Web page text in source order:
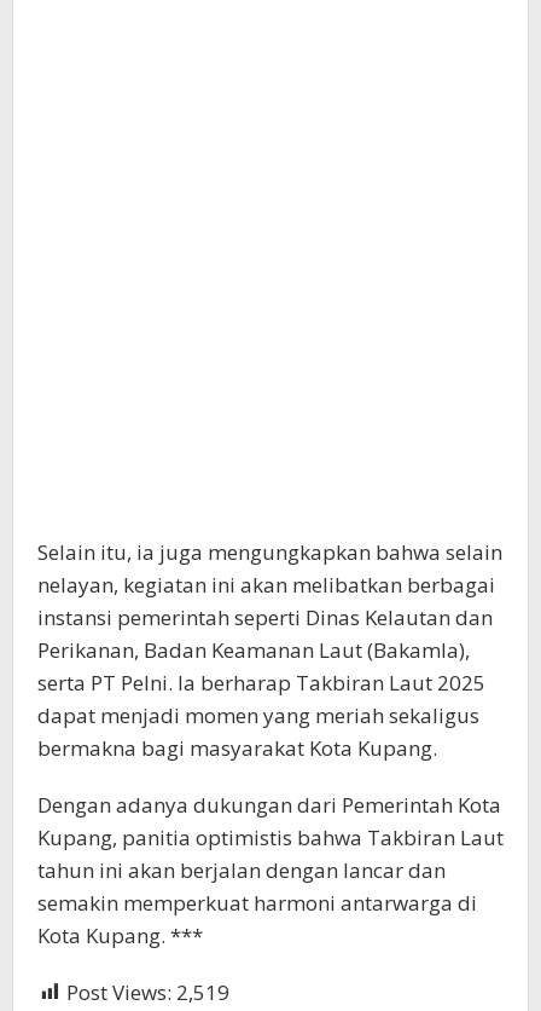
Selain itu, ia juga mengungkapkan bahwa selain
nelayan, kegiatan ini akan melibatkan berbagai
instansi pemerintah seperti Dinas Kelautan dan
Perikanan, Badan Keamanan Laut (Bakamla),
serta PT Pelni. Ia berharap Takbiran Laut 2025
dapat menjadi momen yang meriah sekaligus
bermakna bagi masyarakat Kota Kupang.
Dengan adanya dukungan dari Pemerintah Kota
Kupang, panitia optimistis bahwa Takbiran Laut
tahun ini akan berjalan dengan lancar dan
semakin memperkuat harmoni antarwarga di
Kota Kupang. ***
Post Views: 2,519